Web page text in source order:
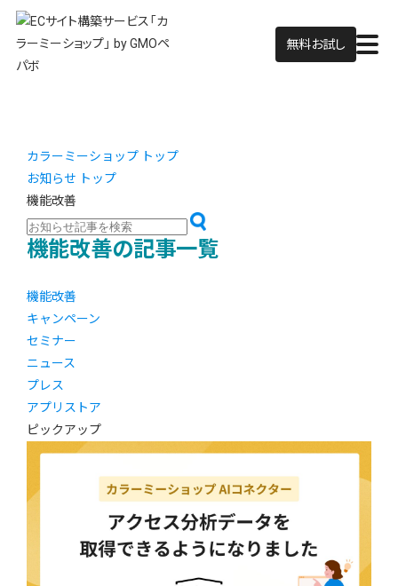
無料お試し
カラーミーショップ トップ
お知らせ トップ
機能改善
機能改善の記事一覧
機能改善
キャンペーン
セミナー
ニュース
プレス
アプリストア
ピックアップ